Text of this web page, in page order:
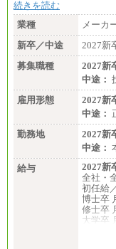
〈大阪
〈
岡〉
※基本
※試用
中途：
【阪急
◆正社
月給
～(※3)
・月給
（
・試用
◆正社
〈東京
月給
〈愛知
・一律
・試用
続きを読む
業種
メーカ
新卒／中途
2027新
募集職種
2027新
中途：
雇用形態
2027新
中途：
勤務地
2027新
中途：
給与
2027新
全社・
初任給
博士卒
修士卒
大学卒
※試用